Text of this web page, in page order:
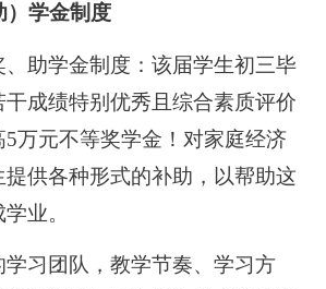
）学金制度
、助学金制度 ：该届学生初三毕
成绩特别优秀且综合素质评价
5万元不等奖学金！ 对家庭经济
供各种形式的补助，以帮助这
业。
学习团队，教学节奏、学习方